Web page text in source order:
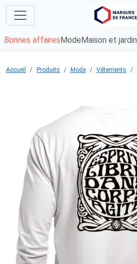
Bonnes affaires Mode Maison et jardin
Accueil Produits Mode Vêtements